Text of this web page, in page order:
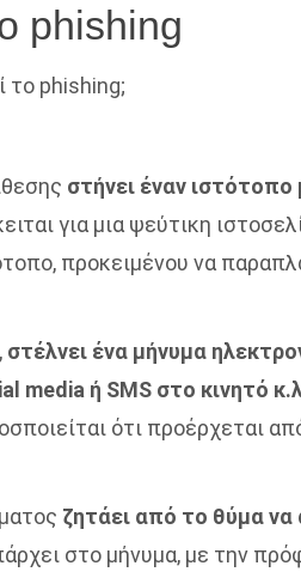
phishing
το phishing;
στήνει έναν ιστότοπο
για μια ψεύτικη
προκειμένου να
στέλνει ένα μήνυμα
media ή SMS στο κινητό
ότι προέρχεται
ζητάει από το θύμα να
στο μήνυμα, με την